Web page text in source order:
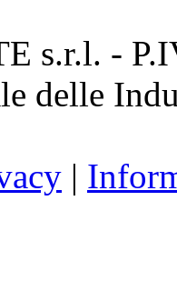
s.r.l. -
delle
|